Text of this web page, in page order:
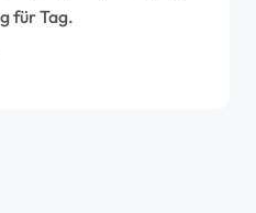
für Tag.